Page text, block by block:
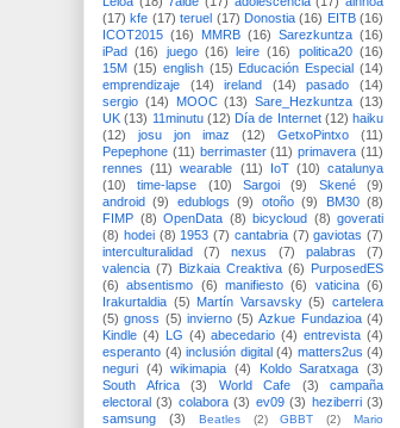
(17) kfe (17) teruel (17) Donostia (16) EITB (16)
ICOT2015 (16) MMRB (16) Sarezkuntza (16)
iPad (16) juego (16) leire (16) politica20 (16)
15M (15) english (15) Educación Especial (14)
emprendizaje
(14) ireland (14) pasado
(14)
sergio (14) MOOC (13) Sare_Hezkuntza (13)
UK (13) 11minutu (12) Día de Internet (12) haiku
(12)
josu jon imaz (12) GetxoPintxo
(11)
Pepephone (11) berrimaster (11) primavera (11)
rennes (11) wearable (11) IoT (10) catalunya
(10)
time-lapse (10) Sargoi (9) Skené
(9)
android (9) edublogs (9) otoño (9) BM30 (8)
FIMP (8) OpenData (8) bicycloud (8) goverati
(8) hodei (8) 1953 (7) cantabria (7) gaviotas (7)
interculturalidad
(7) nexus (7) palabras
(7)
valencia (7) Bizkaia Creaktiva (6) PurposedES
(6)
absentismo (6) manifiesto (6) vaticina (6)
Irakurtaldia (5) Martín Varsavsky (5) cartelera
(5) gnoss (5) invierno (5) Azkue Fundazioa (4)
Kindle (4) LG (4) abecedario (4) entrevista (4)
esperanto (4) inclusión digital (4) matters2us (4)
neguri (4) wikimapia (4) Koldo Saratxaga (3)
South Africa
(3) World Cafe (3)
campaña
electoral (3) colabora (3) ev09 (3) heziberri (3)
samsung
(3) Beatles (2) GBBT (2)
Mario